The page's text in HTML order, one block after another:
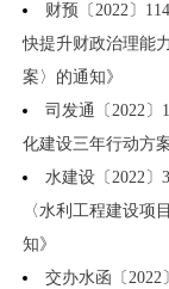
财预〔2022〕
快提升财政治理能
案〉的通知》
司发通〔2022
化建设三年行动方
水建设〔2022〕
〈水利工程建设项
知》
交办水函〔2022